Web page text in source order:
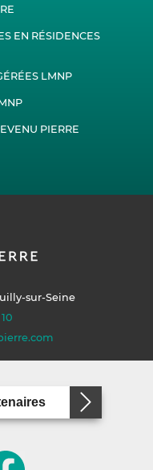
EN RÉSIDENCES
LMNP
PIERRE
sur-Seine